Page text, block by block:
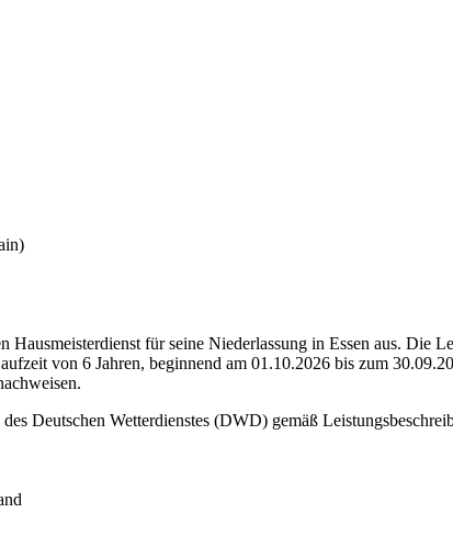
für seine Niederlassung in Essen aus. Die
von 6 Jahren, beginnend am 01.10.2026 bis zum
Deutschen Wetterdienstes (DWD) gemäß